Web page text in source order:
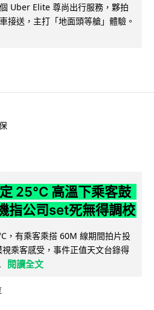
Uber Elite 尊尚出行服務，夥拍
接送，主打「地面頭等艙」體驗。
25°C 高溫下乘客鼓
指公司set死無得調校
，有乘客乘搭 60M 線期間拍片投
乘客感受，事件正值天文台錄得
閱讀全文